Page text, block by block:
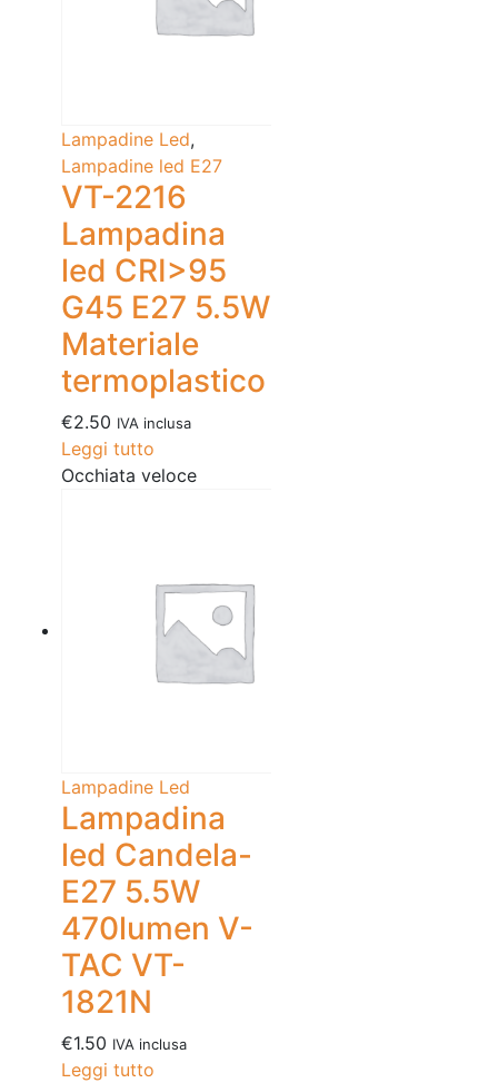
Lampadine Led,
Lampadine led E27
VT-2216
Lampadina
led CRI>95
G45 E27 5.5W
Materiale
termoplastico
€2.50 IVA inclusa
Leggi tutto
Occhiata veloce
Lampadine Led
Lampadina
led Candela-
E27 5.5W
470lumen V-
TAC VT-
1821N
€1.50 IVA inclusa
Leggi tutto